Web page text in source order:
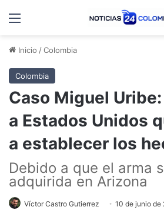
Menú
Inicio /Colombia
Colombia
Caso Miguel
a Estados Unidos
a establecer los
Debido a que el arma
adquirida en Arizona
Víctor Castro Gutierrez 10 de junio de